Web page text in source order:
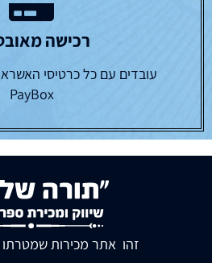
רכישה
PayBox
זהו אתר מכירות